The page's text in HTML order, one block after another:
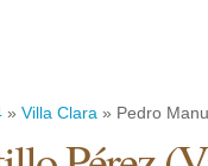
» Villa Clara » Pedro